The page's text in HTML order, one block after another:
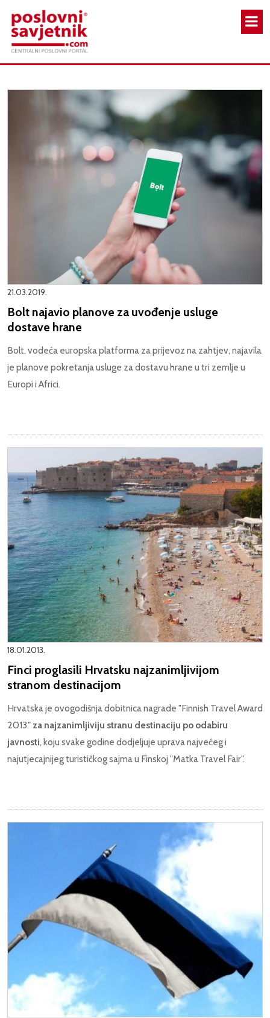
21.03.2019.
Bolt najavio planove za uvođenje usluge
dostave hrane
Bolt, vodeća europska platforma za prijevoz na zahtjev, najavila
je planove pokretanja usluge za dostavu hrane u tri zemlje u
Europi i Africi.
18.01.2013.
Finci proglasili Hrvatsku najzanimljivijom
stranom destinacijom
Hrvatska je ovogodišnja dobitnica nagrade "Finnish Travel Award
2013." za najzanimljiviju stranu destinaciju po odabiru
javnosti, koju svake godine dodjeljuje uprava najvećeg i
najutjecajnijeg turističkog sajma u Finskoj "Matka Travel Fair".